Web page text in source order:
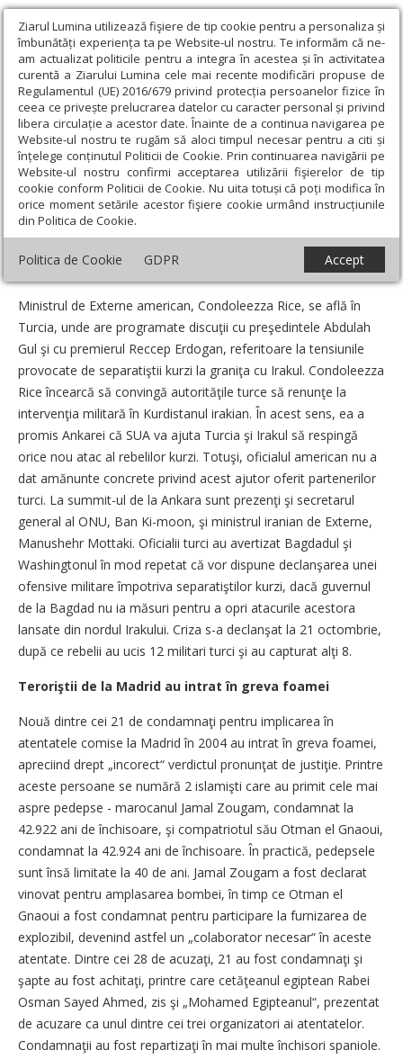
Ziarul Lumina utilizează fişiere de tip cookie pentru a personaliza și
îmbunătăți experiența ta pe Website-ul nostru. Te informăm că ne-
am actualizat politicile pentru a integra în acestea și în activitatea
curentă a Ziarului Lumina cele mai recente modificări propuse de
Regulamentul (UE) 2016/679 privind protecția persoanelor fizice în
ceea ce privește prelucrarea datelor cu caracter personal și privind
libera circulație a acestor date. Înainte de a continua navigarea pe
Website-ul nostru te rugăm să aloci timpul necesar pentru a citi și
înțelege conținutul Politicii de Cookie. Prin continuarea navigării pe
Website-ul nostru confirmi acceptarea utilizării fişierelor de tip
cookie conform Politicii de Cookie. Nu uita totuși că poți modifica în
orice moment setările acestor fişiere cookie urmând instrucțiunile
din Politica de Cookie.
Politica de Cookie GDPR Accept
Ziarul Lumina › Societate › Actualitate socială › Pe scurt
Pe scurt
Data: 03 Noiembrie 2007
SUA intervine în conflictul dintre turci şi kurzi
Ministrul de Externe american, Condoleezza Rice, se află în
Turcia, unde are programate discuţii cu preşedintele Abdulah
Gul şi cu premierul Reccep Erdogan, referitoare la tensiunile
provocate de separatiştii kurzi la graniţa cu Irakul. Condoleezza
Rice încearcă să convingă autorităţile turce să renunţe la
intervenţia militară în Kurdistanul irakian. În acest sens, ea a
promis Ankarei că SUA va ajuta Turcia şi Irakul să respingă
orice nou atac al rebelilor kurzi. Totuşi, oficialul american nu a
dat amănunte concrete privind acest ajutor oferit partenerilor
turci. La summit-ul de la Ankara sunt prezenţi şi secretarul
general al ONU, Ban Ki-moon, şi ministrul iranian de Externe,
Manushehr Mottaki. Oficialii turci au avertizat Bagdadul şi
Washingtonul în mod repetat că vor dispune declanşarea unei
ofensive militare împotriva separatiştilor kurzi, dacă guvernul
de la Bagdad nu ia măsuri pentru a opri atacurile acestora
lansate din nordul Irakului. Criza s-a declanşat la 21 octombrie,
după ce rebelii au ucis 12 militari turci şi au capturat alţi 8.
Teroriştii de la Madrid au intrat în greva foamei
Nouă dintre cei 21 de condamnaţi pentru implicarea în
atentatele comise la Madrid în 2004 au intrat în greva foamei,
apreciind drept „incorect“ verdictul pronunţat de justiţie. Printre
aceste persoane se numără 2 islamişti care au primit cele mai
aspre pedepse - marocanul Jamal Zougam, condamnat la
42.922 ani de închisoare, şi compatriotul său Otman el Gnaoui,
condamnat la 42.924 ani de închisoare. În practică, pedepsele
sunt însă limitate la 40 de ani. Jamal Zougam a fost declarat
vinovat pentru amplasarea bombei, în timp ce Otman el
Gnaoui a fost condamnat pentru participare la furnizarea de
explozibil, devenind astfel un „colaborator necesar“ în aceste
atentate. Dintre cei 28 de acuzaţi, 21 au fost condamnaţi şi
şapte au fost achitaţi, printre care cetăţeanul egiptean Rabei
Osman Sayed Ahmed, zis şi „Mohamed Egipteanul“, prezentat
de acuzare ca unul dintre cei trei organizatori ai atentatelor.
Condamnaţii au fost repartizaţi în mai multe închisori spaniole.